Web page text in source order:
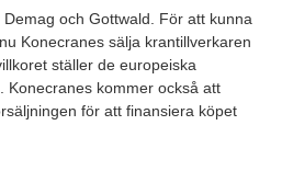
och Gottwald. För att kunna
Konecranes sälja krantillverkaren
ställer de europeiska
Konecranes kommer också att
för att finansiera köpet